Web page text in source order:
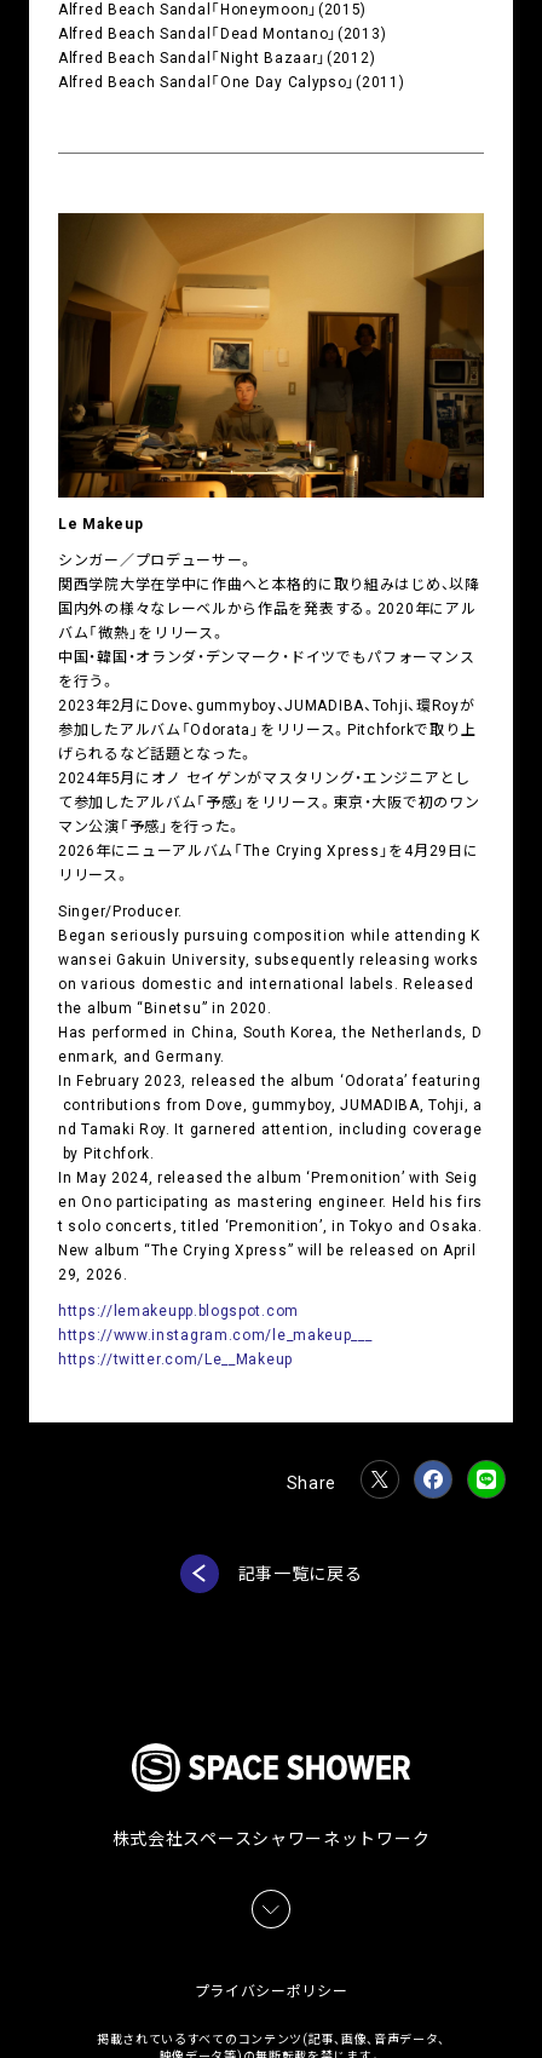
Alfred Beach Sandal「Honeymoon」(2015)
Alfred Beach Sandal「Dead Montano」(2013)
Alfred Beach Sandal「Night Bazaar」(2012)
Alfred Beach Sandal「One Day Calypso」(2011)
Le Makeup
シンガー／プロデューサー。
関西学院大学在学中に作曲へと本格的に取り組みはじめ、以降
国内外の様々なレーベルから作品を発表する。2020年にアル
バム「微熱」をリリース。
中国・韓国・オランダ・デンマーク・ドイツでもパフォーマンス
を行う。
2023年2月にDove、gummyboy、JUMADIBA、Tohji、環Royが
参加したアルバム「Odorata」をリリース。Pitchforkで取り上
げられるなど話題となった。
2024年5月にオノ セイゲンがマスタリング・エンジニアとし
て参加したアルバム「予感」をリリース。東京・大阪で初のワン
マン公演「予感」を行った。
2026年にニューアルバム「The Crying Xpress」を4月29日に
リリース。
Singer/Producer.
Began seriously pursuing composition while attending K
wansei Gakuin University, subsequently releasing works
on various domestic and international labels. Released
the album “Binetsu” in 2020.
Has performed in China, South Korea, the Netherlands, D
enmark, and Germany.
In February 2023, released the album ‘Odorata’ featuring
contributions from Dove, gummyboy, JUMADIBA, Tohji, a
nd Tamaki Roy. It garnered attention, including coverage
by Pitchfork.
In May 2024, released the album ‘Premonition’ with Seig
en Ono participating as mastering engineer. Held his firs
t solo concerts, titled ‘Premonition’, in Tokyo and Osaka.
New album “The Crying Xpress” will be released on April
29, 2026.
https://lemakeupp.blogspot.com
https://www.instagram.com/le_makeup___
https://twitter.com/Le__Makeup
記事一覧に戻る
株式会社スペースシャワーネットワーク
プライバシーポリシー
掲載されているすべてのコンテンツ(記事、画像、音声データ、